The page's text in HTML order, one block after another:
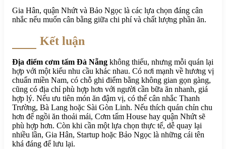
Gia Hân, quận Nhứt và Bảo Ngọc là các lựa chọn đáng cân
nhắc nếu muốn cân bằng giữa chi phí và chất lượng phần ăn.
Kết luận
Địa điểm cơm tấm Đà Nẵng không thiếu, nhưng mỗi quán lại
hợp với một kiểu nhu cầu khác nhau. Có nơi mạnh về hương vị
chuẩn miền Nam, có chỗ ghi điểm bằng không gian gọn gàng,
cũng có địa chỉ phù hợp hơn với người cần bữa ăn nhanh, giá
hợp lý. Nếu ưu tiên món ăn đậm vị, có thể cân nhắc Thanh
Trường, Bà Lang hoặc Sài Gòn Linh. Nếu thích quán chỉn chu
hơn để ngồi ăn thoải mái, Cơm tấm House hay quận Nhứt sẽ
phù hợp hơn. Còn khi cần một lựa chọn thực tế, dễ quay lại
nhiều lần, Gia Hân, Startup hoặc Bảo Ngọc là những cái tên
khá đáng để lưu lại.